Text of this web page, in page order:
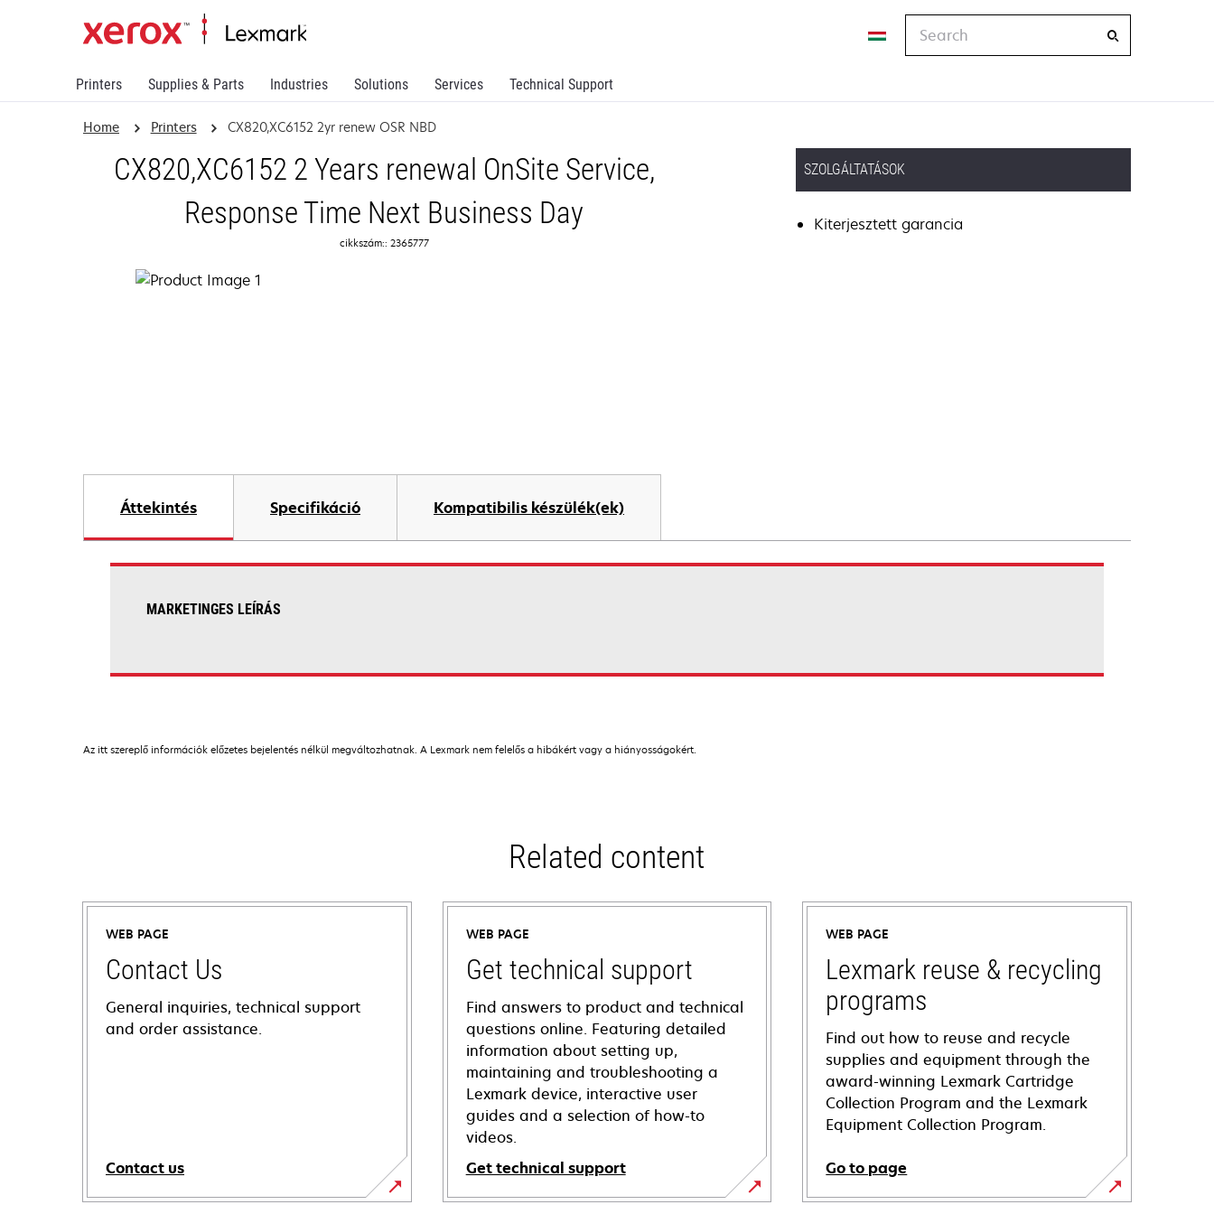
Printers Supplies & Parts Industries Solutions Services Technical Support
Home Printers CX820,XC6152 2yr renew OSR NBD
CX820,XC6152 2 Years renewal OnSite Service,
Response Time Next Business Day
cikkszám:: 2365777
SZOLGÁLTATÁSOK
Kiterjesztett garancia
Áttekintés Specifikáció Kompatibilis készülék(ek)
MARKETINGES LEÍRÁS
Az itt szereplő információk előzetes bejelentés nélkül megváltozhatnak. A Lexmark nem felelős a hibákért vagy a hiányosságokért.
Related content
WEB PAGE
Contact Us
General inquiries, technical support
and order assistance.
Contact us
WEB PAGE
Get technical support
Find answers to product and technical
questions online. Featuring detailed
information about setting up,
maintaining and troubleshooting a
Lexmark device, interactive user
guides and a selection of how-to
videos.
Get technical support
opens
WEB PAGE
Lexmark reuse & recycling
programs
Find out how to reuse and recycle
supplies and equipment through the
award-winning Lexmark Cartridge
Collection Program and the Lexmark
Equipment Collection Program.
Go to page